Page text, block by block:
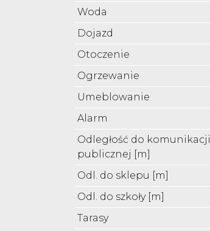
Woda
Dojazd
Otoczenie
Ogrzewanie
Umeblowanie
Alarm
Odległość do komunikacji
publicznej [m]
Odl. do sklepu [m]
Odl. do szkoły [m]
Tarasy